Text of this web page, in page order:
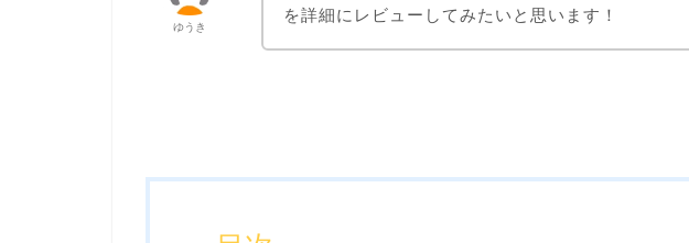
ゆうき
を詳細にレビューしてみたいと思います！